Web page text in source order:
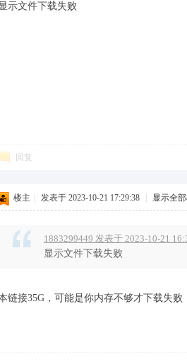
示文件下载失败
回复
楼主 发表于 2023-10-21 17:29:38 显示全
1883299449 发表于 2023-10-21
显示文件下载失败
链接35G，可能是你内存不够才下载失败